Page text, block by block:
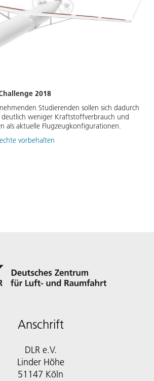
2018
Studierenden sollen sich dadurch
deutlich weniger Kraftstoffverbrauch und
als aktuelle Flugzeugkonfigurationen.
vorbehalten
Anschrift
DLR e.V.
Linder Höhe
51147 Köln